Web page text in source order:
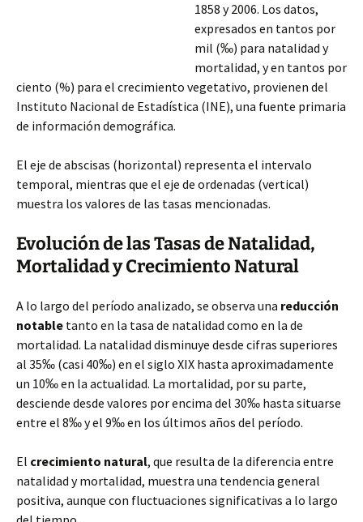
1858 y 2006. Los datos,
expresados en tantos por
mil (‰) para natalidad y
mortalidad, y en tantos por
ciento (%) para el crecimiento vegetativo, provienen del
Instituto Nacional de Estadística (INE), una fuente primaria
de información demográfica.
El eje de abscisas (horizontal) representa el intervalo
temporal, mientras que el eje de ordenadas (vertical)
muestra los valores de las tasas mencionadas.
Evolución de las Tasas de Natalidad,
Mortalidad y Crecimiento Natural
A lo largo del período analizado, se observa una reducción
notable tanto en la tasa de natalidad como en la de
mortalidad. La natalidad disminuye desde cifras superiores
al 35‰ (casi 40‰) en el siglo XIX hasta aproximadamente
un 10‰ en la actualidad. La mortalidad, por su parte,
desciende desde valores por encima del 30‰ hasta situarse
entre el 8‰ y el 9‰ en los últimos años del período.
El crecimiento natural, que resulta de la diferencia entre
natalidad y mortalidad, muestra una tendencia general
positiva, aunque con fluctuaciones significativas a lo largo